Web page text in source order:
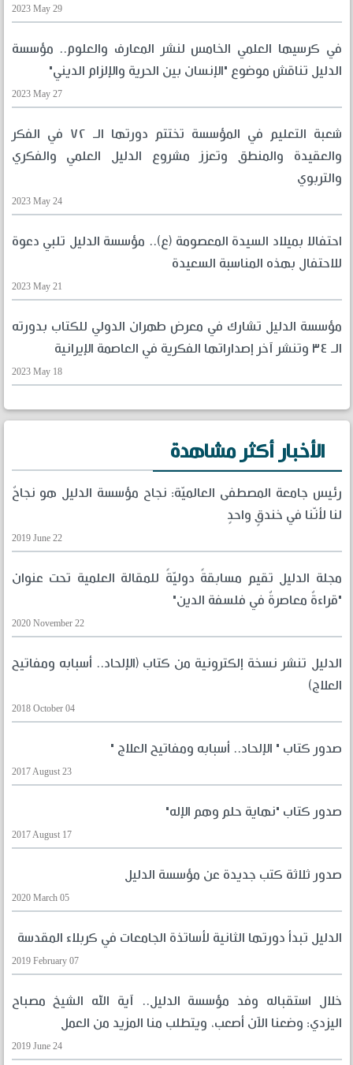
2023 May 29
في كرسيها العلمي الخامس لنشر المعارف والعلوم.. مؤسسة
الدليل تناقش موضوع "الإنسان بين الحرية والإلزام الديني"
2023 May 27
شعبة التعليم في المؤسسة تختتم دورتها الـ ٧٢ في الفكر
والعقيدة والمنطق وتعزز مشروع الدليل العلمي والفكري
والتربوي
2023 May 24
احتفالا بميلاد السيدة المعصومة (ع).. مؤسسة الدليل تلبي دعوة
للاحتفال بهذه المناسبة السعيدة
2023 May 21
مؤسسة الدليل تشارك في معرض طهران الدولي للكتاب بدورته
الـ ٣٤ وتنشر آخر إصداراتها الفكرية في العاصمة الإيرانية
2023 May 18
الأخبار أكثر مشاهدة
رئيس جامعة المصطفى العالميّة: نجاح مؤسسة الدليل هو نجاحٌ
لنا لأنّنا في خندقٍ واحدٍ
2019 June 22
مجلة الدليل تقيم مسابقةً دوليّةً للمقالة العلمية تحت عنوان
"قراءةٌ معاصرةٌ في فلسفة الدين"
2020 November 22
الدليل تنشر نسخة إلكترونية من كتاب (الإلحاد.. أسبابه ومفاتيح
العلاج)
2018 October 04
صدور كتاب " الإلحاد.. أسبابه ومفاتيح العلاج "
2017 August 23
صدور كتاب "نهاية حلم وهم الإله"
2017 August 17
صدور ثلاثة كتب جديدة عن مؤسسة الدليل
2020 March 05
الدليل تبدأ دورتها الثانية لأساتذة الجامعات في كربلاء المقدسة
2019 February 07
خلال استقباله وفد مؤسسة الدليل.. آية الله الشيخ مصباح
اليزدي: وضعنا الآن أصعب، ويتطلب منا المزيد من العمل
2019 June 24